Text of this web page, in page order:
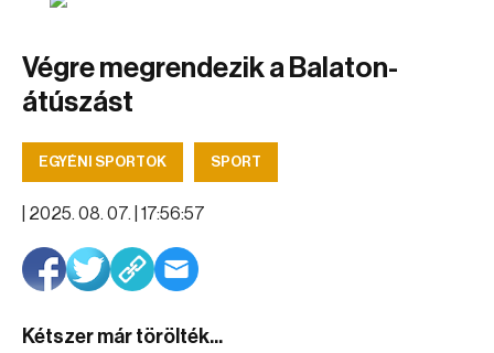
Végre megrendezik a Balaton-
átúszást
EGYÉNI SPORTOK SPORT
2025. 08. 07. | 17:56:57
Kétszer már törölték...